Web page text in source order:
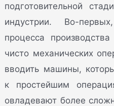
подготовительной
индустрии. Во-
процесса
чисто механических
вводить машины,
к простейшим
овладевают более